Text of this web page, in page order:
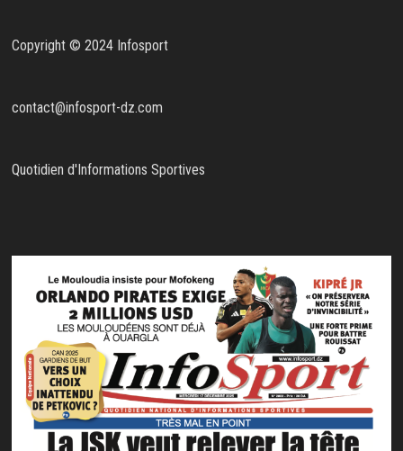
Copyright © 2024 Infosport
contact@infosport-dz.com
Quotidien d'Informations Sportives